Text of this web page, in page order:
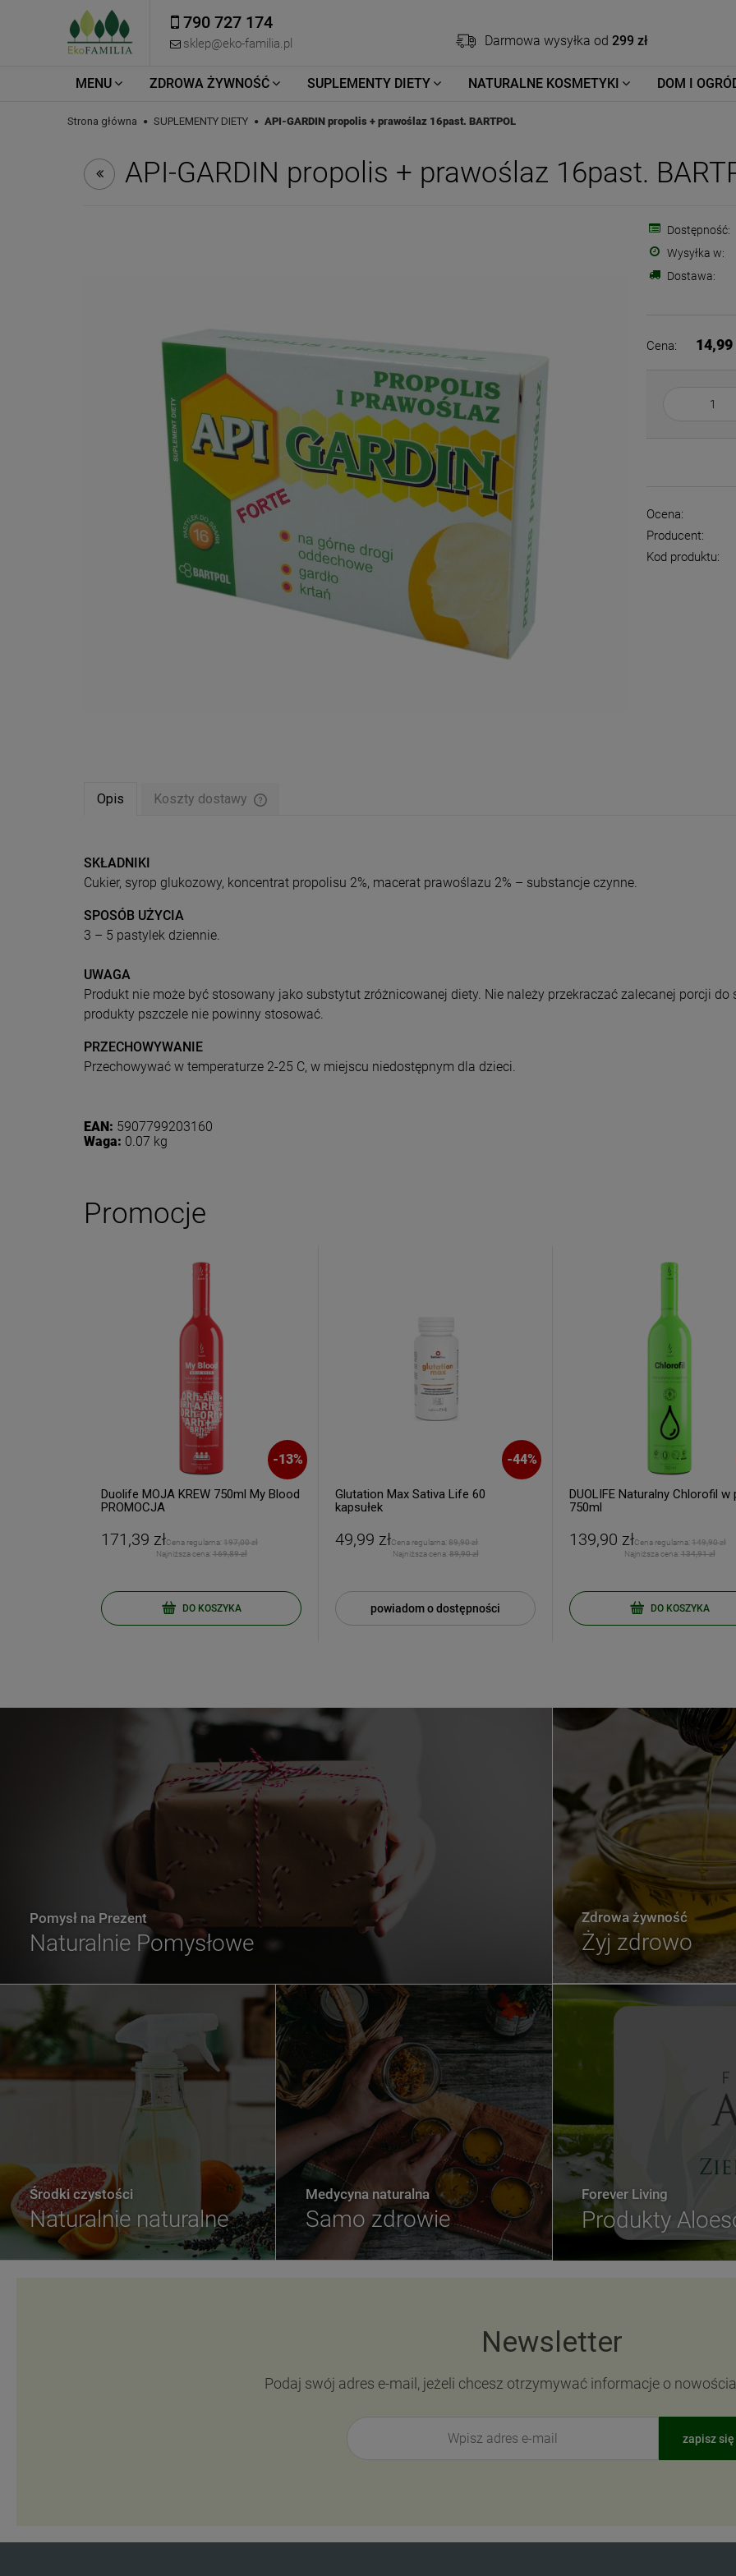
Darmowa wysyłka od 299 zł
790 727 174
sklep@eko-familia.pl
MENU ZDROWA ŻYWNOŚĆ SUPLEMENTY DIETY NATURALNE KOSMETYKI DOM I
Strona główna SUPLEMENTY DIETY API-GARDIN propolis + prawoślaz 16past. BARTPOL
API-GARDIN propolis + prawoślaz 16past.
Dostępność:
Wysyłka w:
Dostawa:
Cena: 14,99
Ocena:
Producent:
Kod produktu:
Opis Koszty dostawy
SKŁADNIKI
Cukier, syrop glukozowy, koncentrat propolisu 2%, macerat prawoślazu 2% – substancje czynne.
SPOSÓB UŻYCIA
3 – 5 pastylek dziennie.
UWAGA
Produkt nie może być stosowany jako substytut zróżnicowanej diety. Nie należy przekraczać zalecanej porcji
produkty pszczele nie powinny stosować.
PRZECHOWYWANIE
Przechowywać w temperaturze 2-25 C, w miejscu niedostępnym dla dzieci.
EAN: 5907799203160
Waga: 0.07 kg
Promocje
-13%
Duolife MOJA KREW 750ml My Blood
PROMOCJA
171,39 złCena regularna: 197,00 zł
Najniższa cena: 169,89 zł
DO KOSZYKA
-44%
Glutation Max Sativa Life 60
kapsułek
49,99 złCena regularna: 89,90 zł
Najniższa cena: 89,90 zł
powiadom o dostępności
DUOLIFE Naturalny Chlorofil w
750ml
139,90 złCena regularna: 149,90 zł
Najniższa cena: 134,91 zł
DO KOSZYKA
Pomysł na Prezent
Naturalnie Pomysłowe
Zdrowa żywność
Żyj zdrowo
Forever Living
Produkty
Środki czystości
Naturalnie naturalne
Medycyna naturalna
Samo zdrowie
Newsletter
Podaj swój adres e-mail, jeżeli chcesz otrzymywać informacje o
zapisz się
Zasubskrybuj nasz newsletter
Twój email
ODBIERZ RABAT 5%